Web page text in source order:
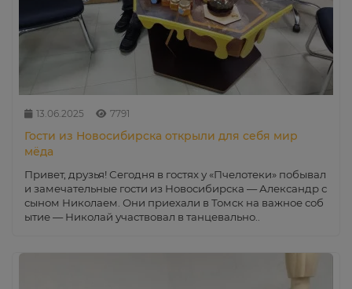
13.06.2025 7791
Гости из Новосибирска открыли для себя мир
мёда
Привет, друзья! Сегодня в гостях у «Пчелотеки» побывал
и замечательные гости из Новосибирска — Александр с
сыном Николаем. Они приехали в Томск на важное соб
ытие — Николай участвовал в танцевально..